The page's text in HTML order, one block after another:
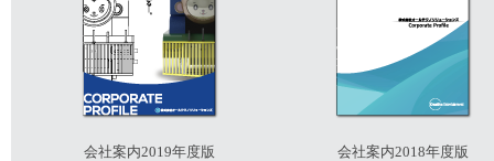
会社案内2019年度版 会社案内2018年度版